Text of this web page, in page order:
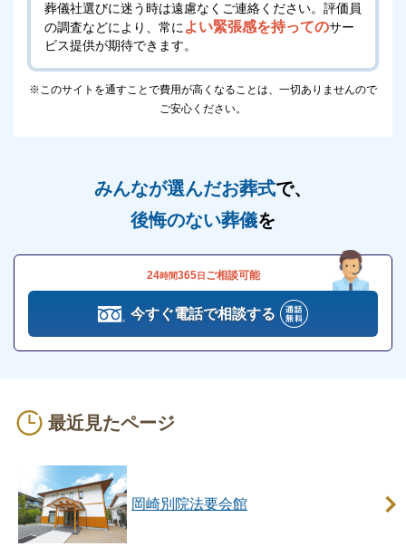
葬儀社選びに迷う時は遠慮なくご連絡ください。 評価員
の調査などにより、常に よい緊張感を持ってのサー
ビス提供が期待できます。
※このサイトを通すことで費用が高くなることは、一切ありませんので
ご安心ください。
みんなが選んだお葬式で、
後悔のない葬儀を
24時間365日 ご相談可能
今すぐ電話で相談する
最近見たページ
岡崎別院法要会館